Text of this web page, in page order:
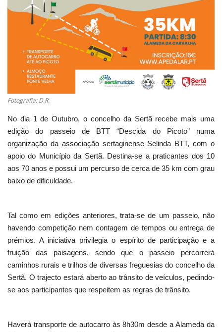
Lazer
Ambiente
Fotografia: D.R.
No dia 1 de Outubro, o concelho da Sertã recebe mais uma
edição do passeio de BTT “Descida do Picoto” numa
organização da associação sertaginense Selinda BTT, com o
apoio do Município da Sertã. Destina-se a praticantes dos 10
aos 70 anos e possui um percurso de cerca de 35 km com grau
baixo de dificuldade.
Tal como em edições anteriores, trata-se de um passeio, não
havendo competição nem contagem de tempos ou entrega de
prémios. A iniciativa privilegia o espírito de participação e a
fruição das paisagens, sendo que o passeio percorrerá
caminhos rurais e trilhos de diversas freguesias do concelho da
Sertã. O trajecto estará aberto ao trânsito de veículos, pedindo-
se aos participantes que respeitem as regras de trânsito.
Haverá transporte de autocarro às 8h30m desde a Alameda da